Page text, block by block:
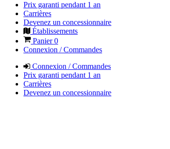
Prix garanti pendant 1 an
Carrières
Devenez un concessionnaire
Établissements
Panier0
Connexion / Commandes
Connexion / Commandes
Prix garanti pendant 1 an
Carrières
Devenez un concessionnaire